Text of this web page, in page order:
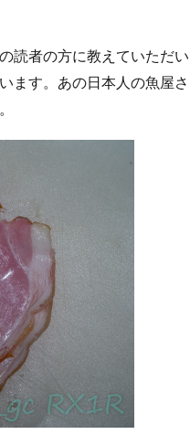
読者の方に教えていただい
ます。あの日本人の魚屋さ